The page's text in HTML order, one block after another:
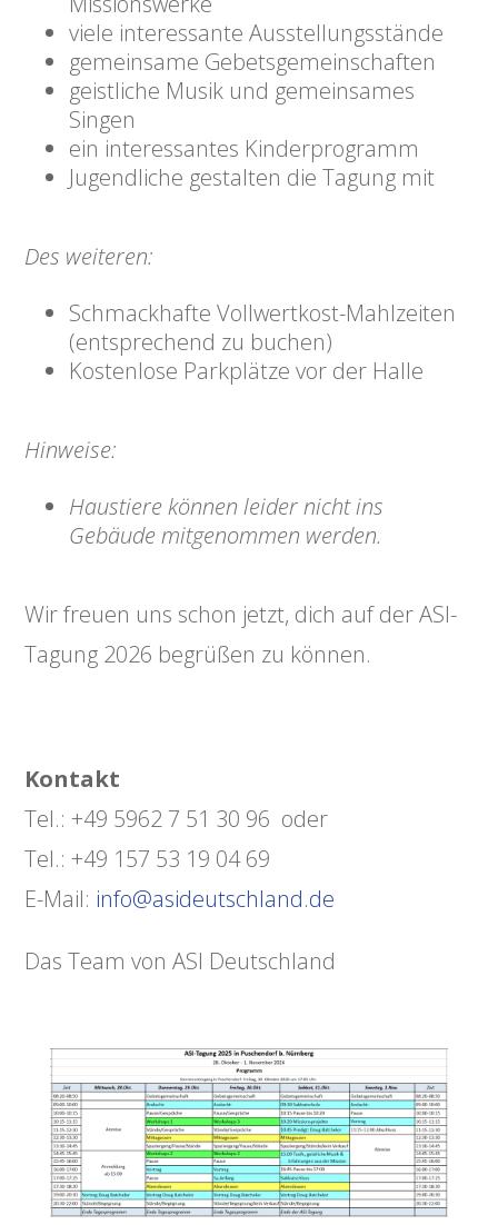
viele interessante Ausstellungsstände
gemeinsame Gebetsgemeinschaften
geistliche Musik und gemeinsames
Singen
ein interessantes Kinderprogramm
Jugendliche gestalten die Tagung mit
Des weiteren:
Schmackhafte Vollwertkost-Mahlzeiten
(entsprechend zu buchen)
Kostenlose Parkplätze vor der Halle
Hinweise:
Haustiere können leider nicht ins
Gebäude mitgenommen werden.
Wir freuen uns schon jetzt, dich auf der ASI-
Tagung 2026 begrüßen zu können.
Kontakt
Tel.: +49 5962 7 51 30 96 oder
Tel.: +49 157 53 19 04 69
E-Mail: info@asideutschland.de
Das Team von ASI Deutschland